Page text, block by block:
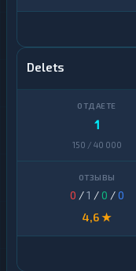
Delets
1
150 / 40 000
0 /1 /0 /0
4,6 ★